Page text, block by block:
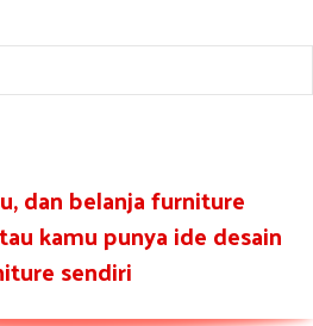
dan belanja furniture
kamu punya ide desain
sendiri